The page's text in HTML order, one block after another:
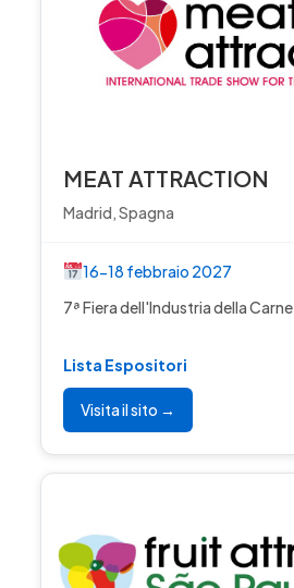
MEAT ATTRACTION
Madrid, Spagna
16-18 febbraio 2027
7ª Fiera dell'Industria della Carne
Lista Espositori
Visita il sito →